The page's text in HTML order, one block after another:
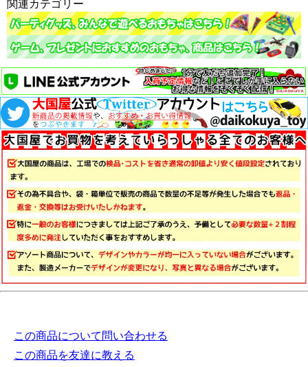
関連カテゴリー
この商品について問い合わせる
この商品を友達に教える